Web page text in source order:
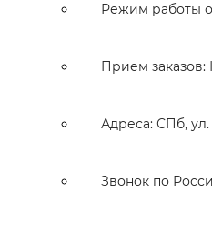
Режим работы
Прием заказов:
Адреса: СПб, ул.
Звонок по